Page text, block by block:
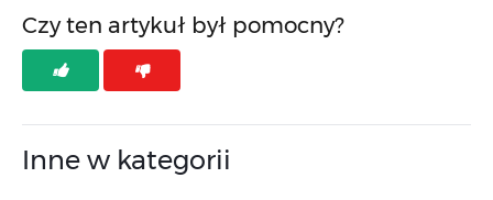
Czy ten artykuł był pomocny?
Inne w kategorii